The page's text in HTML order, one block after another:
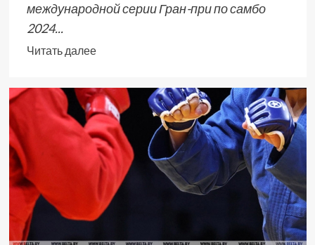
международной серии Гран-при по самбо
2024...
Читать далее